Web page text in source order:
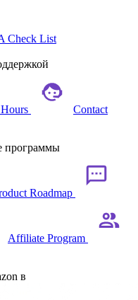
Check List
Contact
программы
Roadmap
Affiliate Program
в